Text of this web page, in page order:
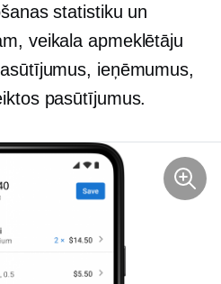
statistiku un
veikala apmeklētāju
ieņēmumus,
pasūtījumus.